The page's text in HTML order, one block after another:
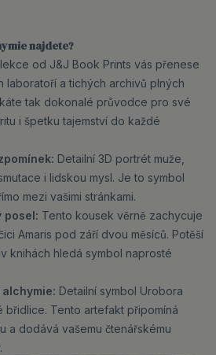
najdete?
od J&J Book Prints vás přenese
laboratoří a tichých archivů plných
tak dokonalé průvodce pro své
i špetku tajemství do každé
Detailní 3D portrét muže,
i lidskou mysl. Je to symbol
mezi vašimi stránkami.
posel: Tento kousek věrně zachycuje
Amaris pod září dvou měsíců. Potěší
knihách hledá symbol naprosté
alchymie: Detailní symbol Urobora
břidlice. Tento artefakt připomíná
a dodává vašemu čtenářskému